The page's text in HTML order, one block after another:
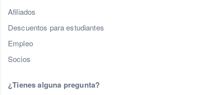
Afiliados
Descuentos para estudiantes
Empleo
Socios
¿Tienes alguna pregunta?